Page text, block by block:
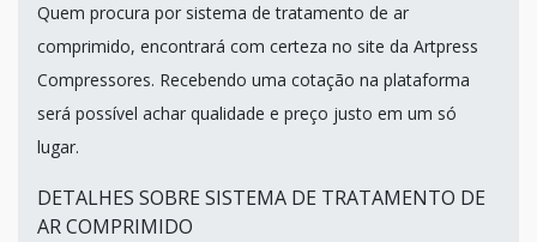
Quem procura por sistema de tratamento de ar
comprimido, encontrará com certeza no site da Artpress
Compressores. Recebendo uma cotação na plataforma
será possível achar qualidade e preço justo em um só
lugar.
DETALHES SOBRE SISTEMA DE TRATAMENTO DE
AR COMPRIMIDO